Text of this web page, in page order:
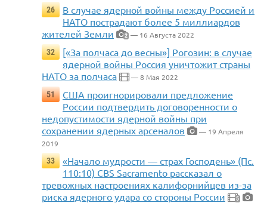
26
В случае ядерной войны между Россией и
НАТО пострадают более 5 миллиардов
жителей Земли
2 — 16 Августа 2022
32
[«За полчаса до весны»] Рогозин: в случае
ядерной войны Россия уничтожит страны
НАТО за полчаса
— 8 Мая 2022
51
США проигнорировали предложение
России подтвердить договоренности о
недопустимости ядерной войны при
сохранении ядерных арсеналов
— 19 Апреля
2019
33
«Начало мудрости — страх Господень» (Пс.
110:10) CBS Sacramento рассказал о
тревожных настроениях калифорнийцев из-за
риска ядерного удара со стороны России
5